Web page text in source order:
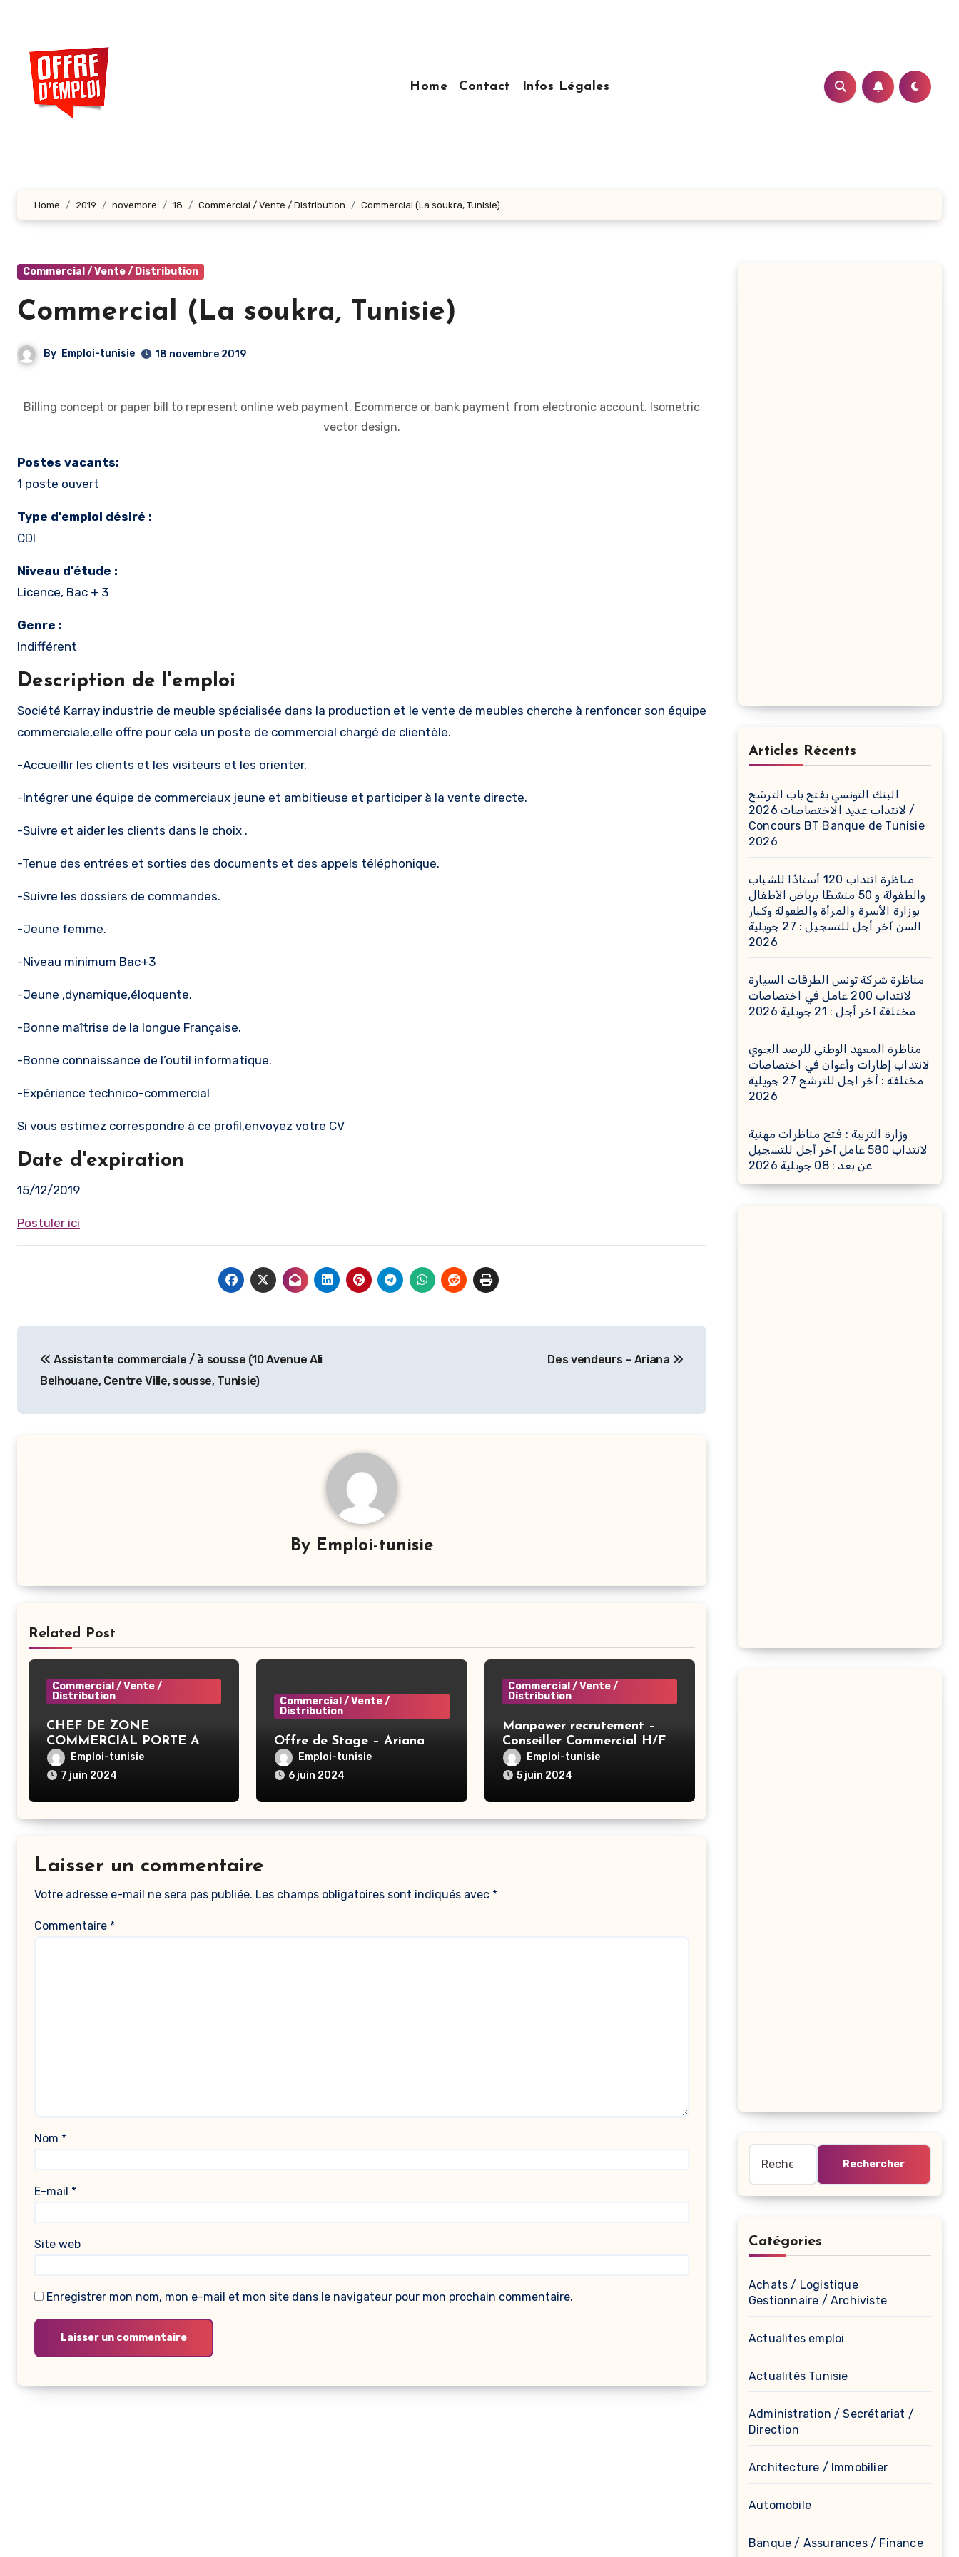
contenu
principal
Home
Contact Infos Légales
Home 2019 novembre 18 Commercial / Vente / Distribution Commercial (La soukra, Tunisie)
Commercial / Vente / Distribution
Commercial (La soukra, Tunisie)
By Emploi-tunisie 18 novembre 2019
Billing concept or paper bill to represent online web payment. Ecommerce or bank payment from electronic account. Isometric
vector design.
Postes vacants:
1 poste ouvert
Type d'emploi désiré :
CDI
Niveau d'étude :
Licence, Bac + 3
Genre :
Indifférent
Description de l'emploi
Société Karray industrie de meuble spécialisée dans la production et le vente de meubles cherche à renfoncer son équipe
commerciale,elle offre pour cela un poste de commercial chargé de clientèle.
-Accueillir les clients et les visiteurs et les orienter.
-Intégrer une équipe de commerciaux jeune et ambitieuse et participer à la vente directe.
-Suivre et aider les clients dans le choix .
-Tenue des entrées et sorties des documents et des appels téléphonique.
-Suivre les dossiers de commandes.
-Jeune femme.
-Niveau minimum Bac+3
-Jeune ,dynamique,éloquente.
-Bonne maîtrise de la longue Française.
-Bonne connaissance de l’outil informatique.
-Expérience technico-commercial
Si vous estimez correspondre à ce profil,envoyez votre CV
Date d'expiration
15/12/2019
Postuler ici
de
Assistante commerciale / à sousse (10 Avenue Ali
Belhouane, Centre Ville, sousse, Tunisie)
Des vendeurs – Ariana
By Emploi-tunisie
Related Post
Commercial / Vente /
Distribution
CHEF DE ZONE
COMMERCIAL PORTE A
PORTE – Tunis
Emploi-tunisie
7 juin 2024
Commercial / Vente /
Distribution
Offre de Stage – Ariana
Emploi-tunisie
6 juin 2024
Commercial / Vente /
Distribution
Manpower recrutement –
Conseiller Commercial H/F –
TunisEmploi-tunisie
5 juin 2024
Laisser un commentaire
Votre adresse e-mail ne sera pas publiée. Les champs obligatoires sont indiqués avec *
Commentaire *
Nom *
E-mail *
Site web
Enregistrer mon nom, mon e-mail et mon site dans le navigateur pour mon prochain commentaire.
Articles Récents
البنك التونسي يفتح باب الترشح
لانتداب عديد الاختصاصات 2026 /
Concours BT Banque de Tunisie
2026
مناظرة انتداب 120 أستاذًا للشباب
والطفولة و 50 منشطًا برياض الأطفال
بوزارة الأسرة والمرأة والطفولة وكبار
السن آخر أجل للتسجيل : 27 جويلية
2026
مناظرة شركة تونس الطرقات السيارة
لانتداب 200 عامل في اختصاصات
مختلفة آخر أجل : 21 جويلية 2026
مناظرة المعهد الوطني للرصد الجوي
لانتداب إطارات وأعوان في اختصاصات
مختلفة : أخر اجل للترشح 27 جويلية
2026
وزارة التربية : فتح مناظرات مهنية
لانتداب 580 عامل آخر أجل للتسجيل
عن بعد : 08 جويلية 2026
Catégories
Achats / Logistique
Gestionnaire / Archiviste
Actualites emploi
Actualités Tunisie
Administration / Secrétariat /
Direction
Architecture / Immobilier
Automobile
Banque / Assurances / Finance